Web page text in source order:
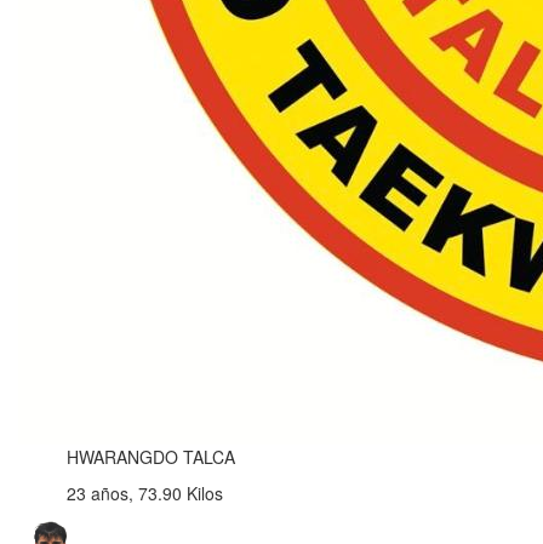
HWARANGDO TALCA
23 años, 73.90 Kilos